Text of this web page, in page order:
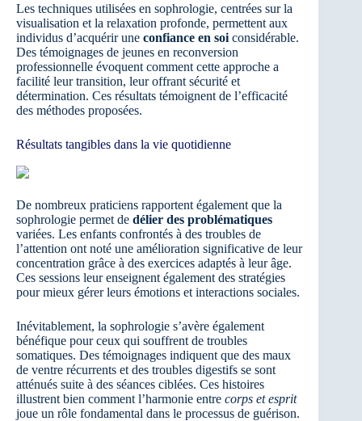
Les techniques utilisées en sophrologie, centrées sur la
visualisation et la relaxation profonde, permettent aux
individus d’acquérir une confiance en soi considérable.
Des témoignages de jeunes en reconversion
professionnelle évoquent comment cette approche a
facilité leur transition, leur offrant sécurité et
détermination. Ces résultats témoignent de l’efficacité
des méthodes proposées.
Résultats tangibles dans la vie quotidienne
De nombreux praticiens rapportent également que la
sophrologie permet de délier des problématiques
variées. Les enfants confrontés à des troubles de
l’attention ont noté une amélioration significative de leur
concentration grâce à des exercices adaptés à leur âge.
Ces sessions leur enseignent également des stratégies
pour mieux gérer leurs émotions et interactions sociales.
Inévitablement, la sophrologie s’avère également
bénéfique pour ceux qui souffrent de troubles
somatiques. Des témoignages indiquent que des maux
de ventre récurrents et des troubles digestifs se sont
atténués suite à des séances ciblées. Ces histoires
illustrent bien comment l’harmonie entre corps et esprit
joue un rôle fondamental dans le processus de guérison.